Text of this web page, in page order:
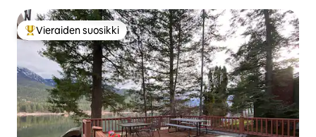
Vieraiden suosikkien parhaimmistoa
Vieraiden suosikki